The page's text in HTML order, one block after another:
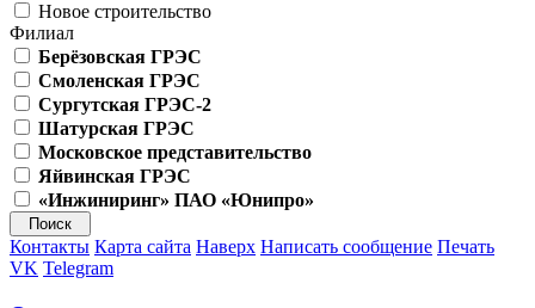
Новое строительство
Филиал
Берёзовская ГРЭС
Смоленская ГРЭС
Сургутская ГРЭС-2
Шатурская ГРЭС
Московское представительство
Яйвинская ГРЭС
«Инжиниринг» ПАО «Юнипро»
Контакты Карта сайта Наверх Написать сообщение Печать
VK Telegram